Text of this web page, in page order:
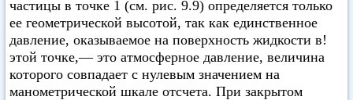
частицы в точке 1 (см. рис. 9.9) определяется только
ее геометрической высотой, так как единственное
давление, оказываемое на поверхность жидкости в!
этой точке,— это атмосферное давление, величина
которого совпадает с нулевым значением на
манометрической шкале отсчета. При закрытом